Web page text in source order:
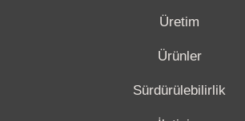
Üretim
Ürünler
Sürdürülebilirlik